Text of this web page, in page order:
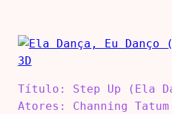
Título: Step Up (Ela
Atores: Channing